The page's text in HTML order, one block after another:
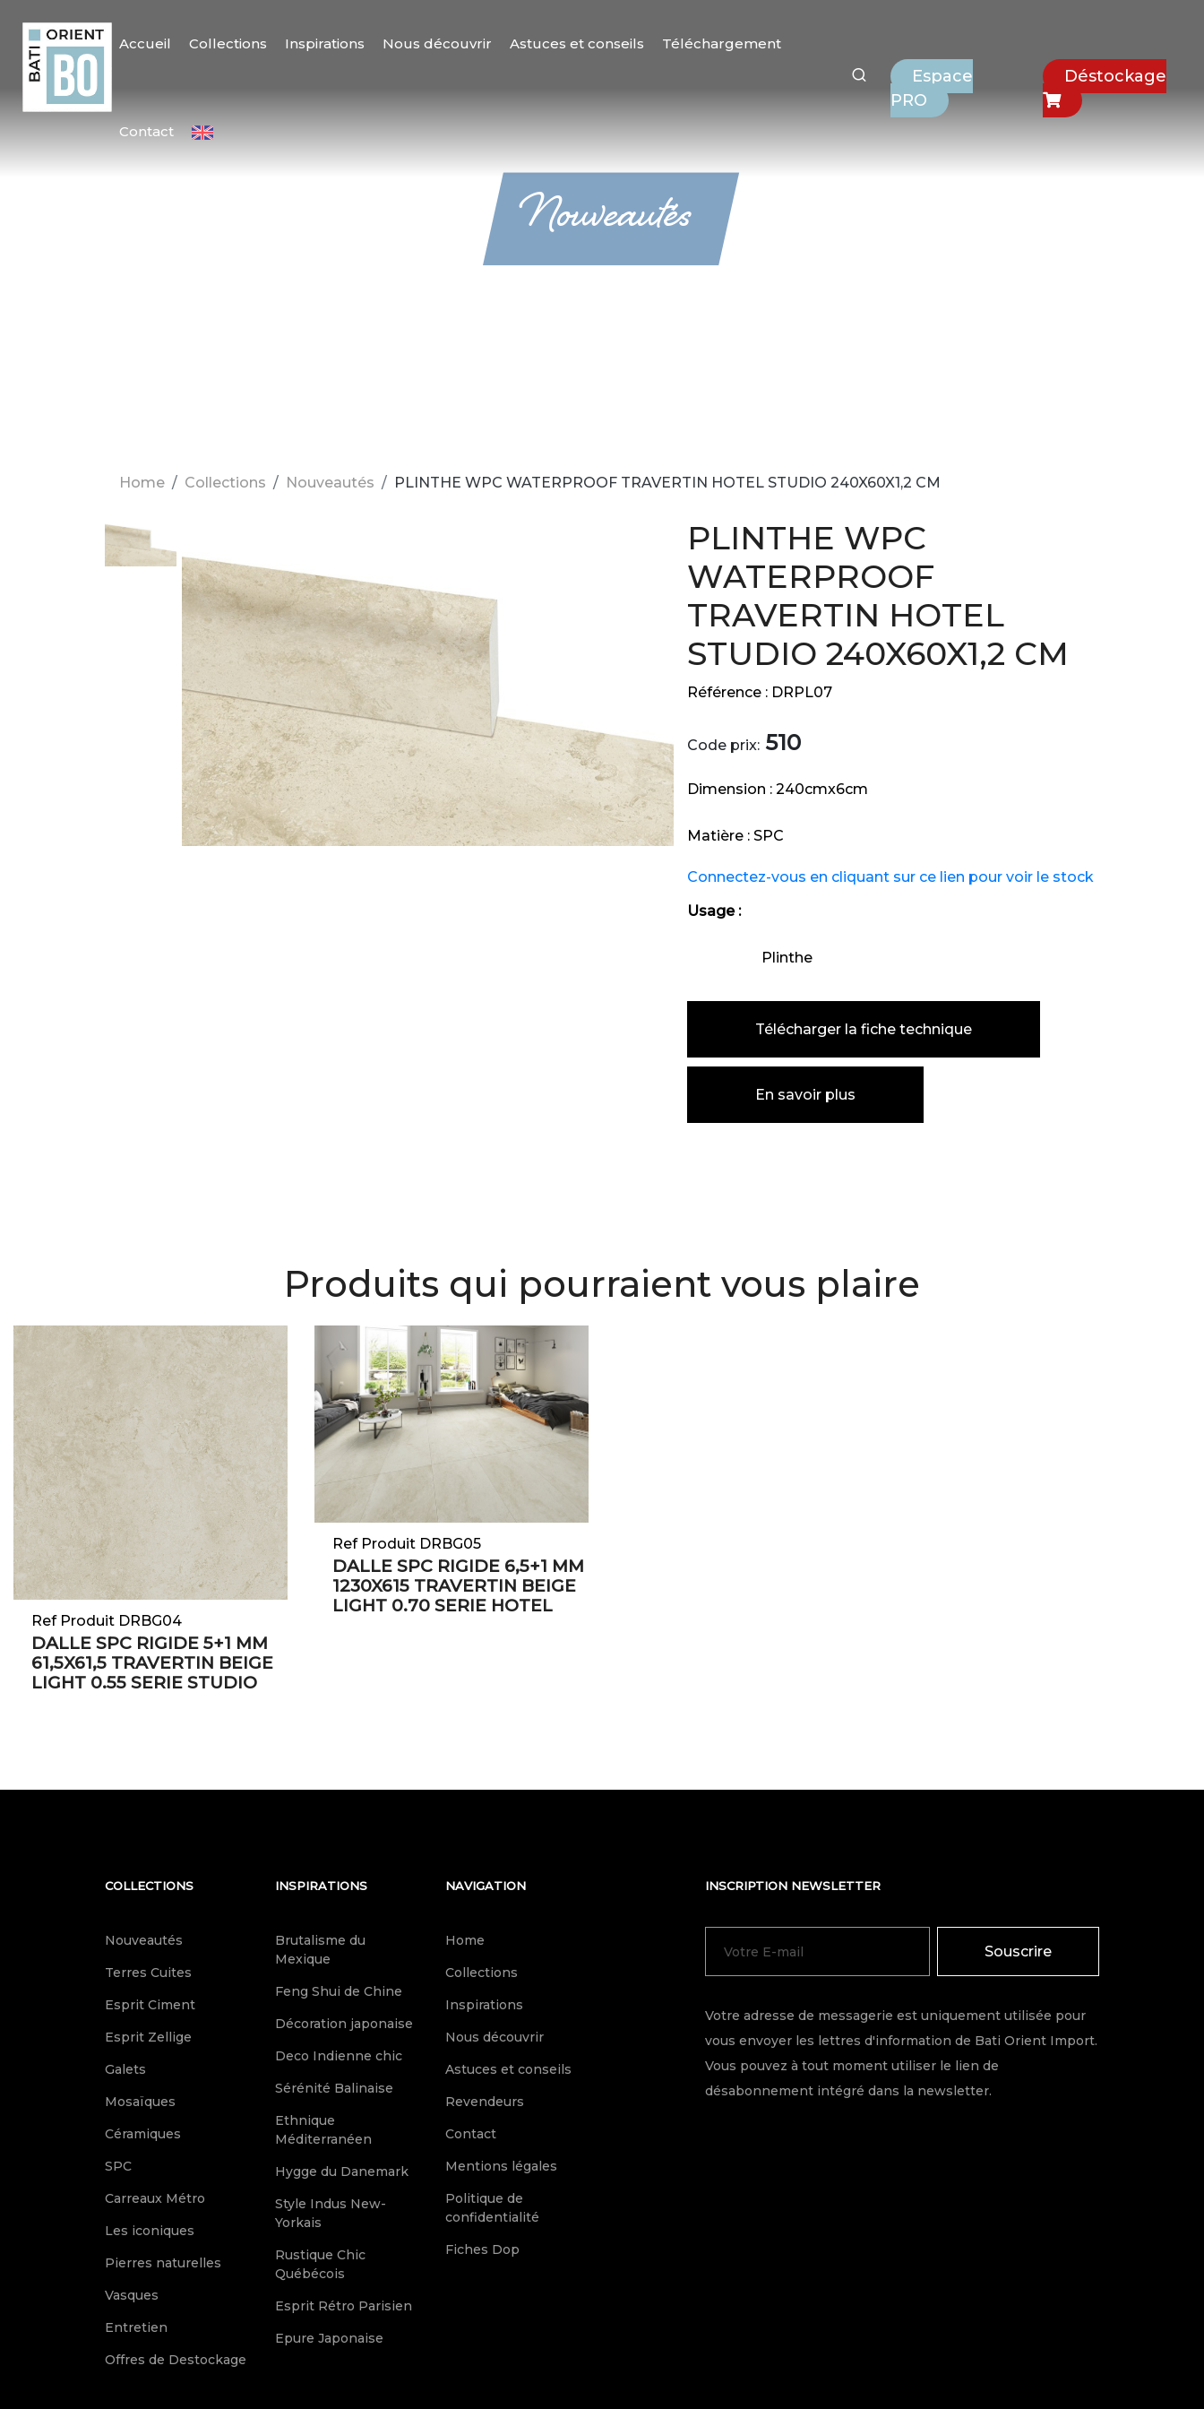
Accueil Collections Inspirations Nous découvrir Astuces et conseils Téléchargement
Contact
Espace
PRO
Déstockage
Nouveautés
Home Collections Nouveautés PLINTHE WPC WATERPROOF TRAVERTIN HOTEL STUDIO 240X60X1,2 CM
PLINTHE WPC
WATERPROOF
TRAVERTIN HOTEL
STUDIO 240X60X1,2 CM
Référence : DRPL07
Code prix: 510
Dimension : 240cmx6cm
Matière : SPC
Connectez-vous en cliquant sur ce lien pour voir le stock
Usage :
Plinthe
Télécharger la fiche technique
En savoir plus
Produits qui pourraient vous plaire
Ref Produit DRBG04
DALLE SPC RIGIDE 5+1 MM
61,5X61,5 TRAVERTIN BEIGE
LIGHT 0.55 SERIE STUDIO
Ref Produit DRBG05
DALLE SPC RIGIDE 6,5+1 MM
1230X615 TRAVERTIN BEIGE
LIGHT 0.70 SERIE HOTEL
COLLECTIONS
Nouveautés
Terres Cuites
Esprit Ciment
Esprit Zellige
Galets
Mosaïques
Céramiques
SPC
Carreaux Métro
Les iconiques
Pierres naturelles
Vasques
Entretien
Offres de Destockage
INSPIRATIONS
Brutalisme du
Mexique
Feng Shui de Chine
Décoration japonaise
Deco Indienne chic
Sérénité Balinaise
Ethnique
Méditerranéen
Hygge du Danemark
Style Indus New-
Yorkais
Rustique Chic
Québécois
Esprit Rétro Parisien
Epure Japonaise
NAVIGATION
Home
Collections
Inspirations
Nous découvrir
Astuces et conseils
Revendeurs
Contact
Mentions légales
Politique de
confidentialité
Fiches Dop
INSCRIPTION NEWSLETTER
Souscrire
Votre adresse de messagerie est uniquement utilisée pour
vous envoyer les lettres d'information de Bati Orient Import.
Vous pouvez à tout moment utiliser le lien de
désabonnement intégré dans la newsletter.